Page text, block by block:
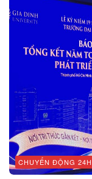
CHUYỂN ĐỘNG 24H